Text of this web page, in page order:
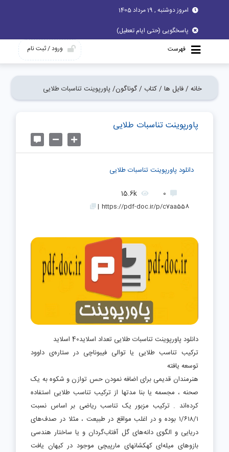
امروز دوشنبه , 19 مرداد 1405
پاسخگویی (حتی ایام تعطیل)
فهرست
ورود / ثبت نام
خانه / فایل ها / کتاب / گوناگون/ پاورپوینت تناسبات طلایی
پاورپوینت تناسبات طلایی
دانلود پاورپوینت تناسبات طلایی
0
15.6k
https://pdf-doc.ir/p/c7aa558
|
دانلود پاورپوینت تناسبات طلایی تعداد اسلاید40 اسلاید
ترکیب تناسب طلایی یا توالی فیبوناچی در ستاره‌ی‌ داوود
توسعه یافته
هنرمندان قدیمی برای اضافه نمودن حس توازن و شکوه به یک
صحنه ، مجسمه یا بنا مدتها از ترکیب تناسب طلایی استفاده
کرده‌اند . ترکیب مزبور یک تناسب ریاضی بر اساس نسبت
۱/۶۱۸/۱ بوده و در اغلب مواقع در طبیعت ، مثلا در صدف‌های
دریایی و الگوی دانه‌های گل آفتاب‌گردان و یا ساختار هندسی
بازوهای میله‌ای کهکشانهای مارپیچی موجود در کیهان یافت